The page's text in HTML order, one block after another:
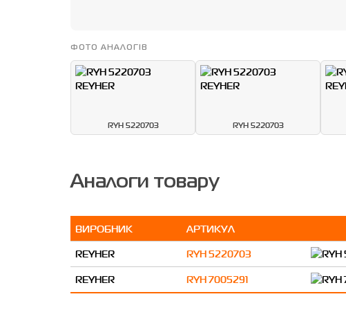
ФОТО АНАЛОГІВ
RYH 5220703 RYH 5220703
Аналоги товару
ВИРОБНИК АРТИКУЛ
REYHER
RYH 5220703
REYHER
RYH 7005291